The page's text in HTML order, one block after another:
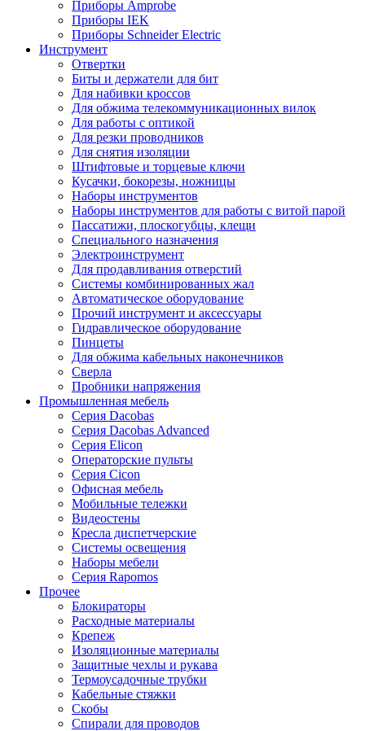
Приборы Amprobe
Приборы IEK
Приборы Schneider Electric
Инструмент
Отвертки
Биты и держатели для бит
Для набивки кроссов
Для обжима телекоммуникационных вилок
Для работы с оптикой
Для резки проводников
Для снятия изоляции
Штифтовые и торцевые ключи
Кусачки, бокорезы, ножницы
Наборы инструментов
Наборы инструментов для работы с витой парой
Пассатижи, плоскогубцы, клещи
Специального назначения
Электроинструмент
Для продавливания отверстий
Системы комбинированных жал
Автоматическое оборудование
Прочий инструмент и аксессуары
Гидравлическое оборудование
Пинцеты
Для обжима кабельных наконечников
Сверла
Пробники напряжения
Промышленная мебель
Серия Dacobas
Серия Dacobas Advanced
Серия Elicon
Операторские пульты
Серия Cicon
Офисная мебель
Мобильные тележки
Видеостены
Кресла диспетчерские
Системы освещения
Наборы мебели
Серия Rapomos
Прочее
Блокираторы
Расходные материалы
Крепеж
Изоляционные материалы
Защитные чехлы и рукава
Термоусадочные трубки
Кабельные стяжки
Скобы
Спирали для проводов